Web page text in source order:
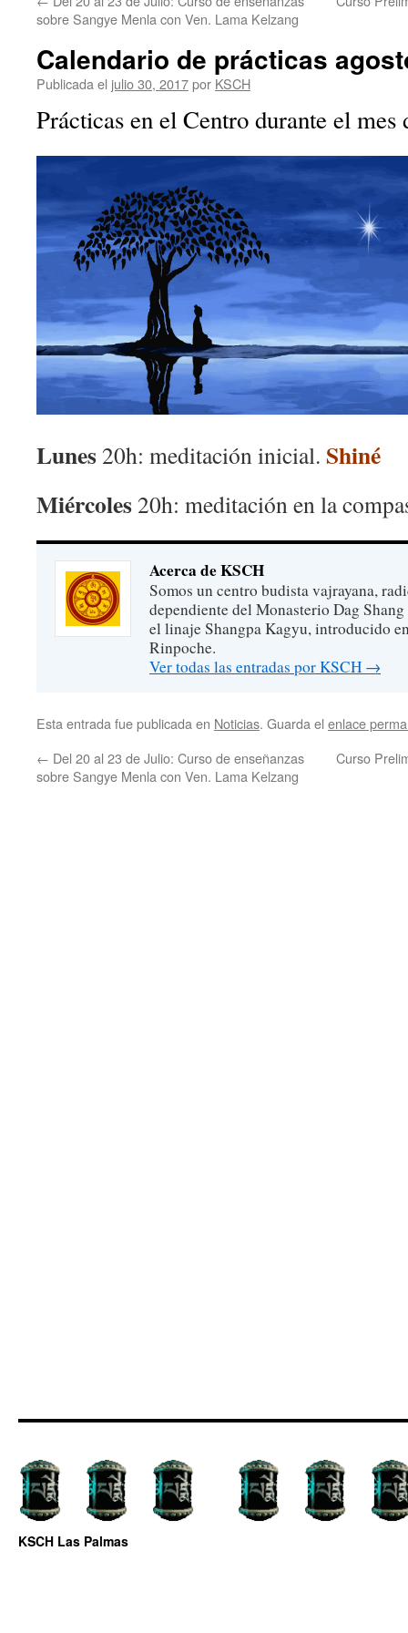
sobre Sangye Menla con Ven. Lama Kelzang
Calendario de prácticas
Publicada el julio 30, 2017por KSCH
Prácticas en el Centro durante el mes
Lunes 20h: meditación inicial. Shiné
Miércoles 20h: meditación en la
Acerca de KSCH
Somos un centro budista vajrayana,
dependiente del Monasterio Dag
el linaje Shangpa Kagyu, introducido
Rinpoche.
Ver todas las entradas por KSCH →
Esta entrada fue publicada en Noticias. Guarda el enlace
← Del 20 al 23 de Julio: Curso de enseñanzas
sobre Sangye Menla con Ven. Lama Kelzang
Curso
KSCH Las Palmas